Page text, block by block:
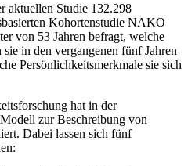
aktuellen Studie 132.298
Kohortenstudie NAKO
von 53 Jahren befragt, welche
in den vergangenen fünf Jahren
Persönlichkeitsmerkmale sie sich
hat in der
zur Beschreibung von
Dabei lassen sich fünf